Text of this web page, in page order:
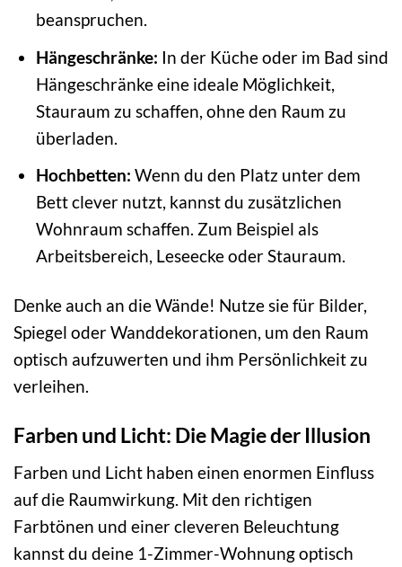
beanspruchen.
Hängeschränke: In der Küche oder im Bad sind
Hängeschränke eine ideale Möglichkeit,
Stauraum zu schaffen, ohne den Raum zu
überladen.
Hochbetten: Wenn du den Platz unter dem
Bett clever nutzt, kannst du zusätzlichen
Wohnraum schaffen. Zum Beispiel als
Arbeitsbereich, Leseecke oder Stauraum.
Denke auch an die Wände! Nutze sie für Bilder,
Spiegel oder Wanddekorationen, um den Raum
optisch aufzuwerten und ihm Persönlichkeit zu
verleihen.
Farben und Licht: Die Magie der Illusion
Farben und Licht haben einen enormen Einfluss
auf die Raumwirkung. Mit den richtigen
Farbtönen und einer cleveren Beleuchtung
kannst du deine 1-Zimmer-Wohnung optisch